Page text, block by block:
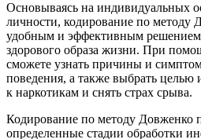
Основываясь на индивидуальных
личности, кодирование по методу
удобным и эффективным
здорового образа жизни. При
сможете узнать причины и
поведения, а также выбрать целью
к наркотикам и снять страх срыва.
Кодирование по методу Довженко
определенные стадии обработки